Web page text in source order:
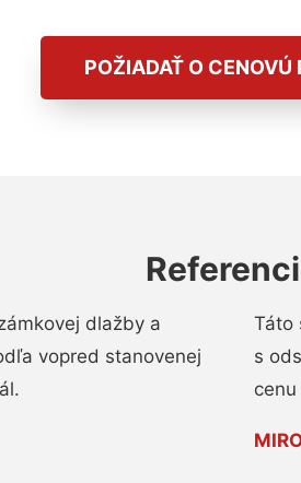
POŽIADAŤ O CENOVÚ
dlažby a
vopred stanovenej
Táto
s